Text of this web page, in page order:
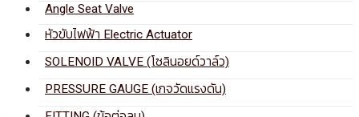
Angle Seat Valve
หัวขับไฟฟ้า Electric Actuator
SOLENOID VALVE (โซลินอยด์วาล์ว)
PRESSURE GAUGE (เกจวัดแรงดัน)